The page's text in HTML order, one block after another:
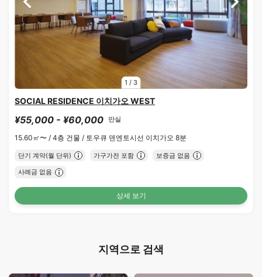
1 / 3
SOCIAL RESIDENCE 이치가오 WEST
¥55,000 - ¥60,000 만실
15.60㎡〜 / 4층 건물 / 토우큐 덴엔토시선 이치가오 8분
단기 계약(월 단위) 가구가전 포함 보증금 없음
사례금 없음
상세 보기
지역으로 검색